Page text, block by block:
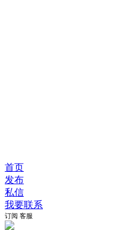
首页
发布
私信
我要联系
订阅 客服